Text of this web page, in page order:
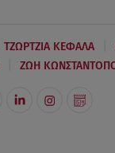
ΤΖΩΡΤΖΙΑ ΚΕΦΑΛΑ
ΖΩΗ